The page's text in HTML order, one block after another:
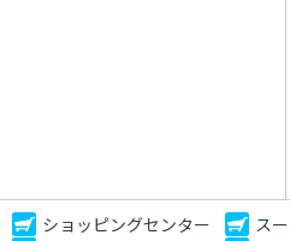
ショッピングセンター ス